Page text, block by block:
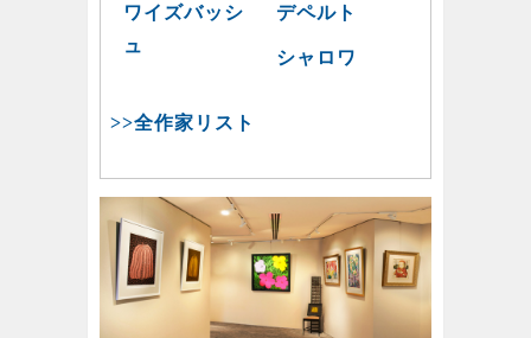
ワイズバッシ
ュ
デペルト
シャロワ
>>全作家リスト